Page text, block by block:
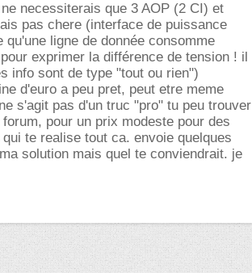
necessiterais que 3 AOP (2 CI) et
pas chere (interface de puissance
ligne de donnée consomme
exprimer la différence de tension ! il
info sont de type "tout ou rien")
d'euro a peu pret, peut etre meme
s'agit pas d'un truc "pro" tu peu trouver
pour un prix modeste pour des
te realise tout ca. envoie quelques
solution mais quel te conviendrait. je